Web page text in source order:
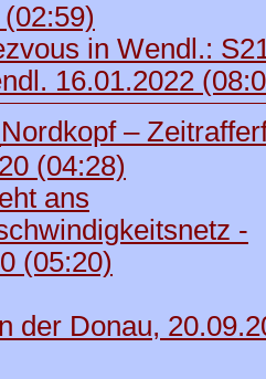
in Wendl.:
16.01.2022
Nordkopf –
(04:28)
ans
-
(05:20)
der Donau,